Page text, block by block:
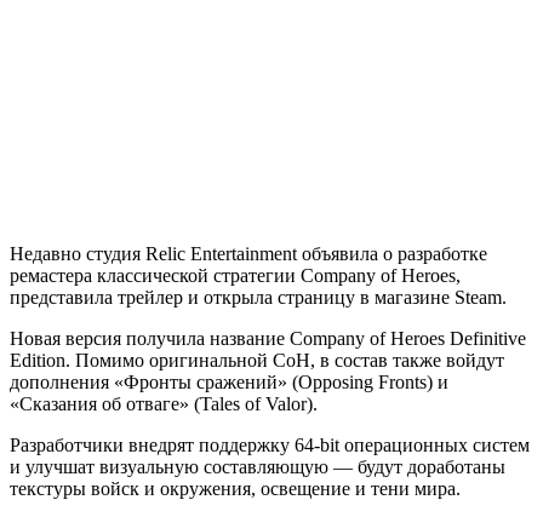
Недавно студия Relic Entertainment объявила о разработке
ремастера классической стратегии Company of Heroes,
представила трейлер и открыла страницу в магазине Steam.
Новая версия получила название Company of Heroes Definitive
Edition. Помимо оригинальной CoH, в состав также войдут
дополнения «Фронты сражений» (Opposing Fronts) и
«Сказания об отваге» (Tales of Valor).
Разработчики внедрят поддержку 64-bit операционных систем
и улучшат визуальную составляющую — будут доработаны
текстуры войск и окружения, освещение и тени мира.